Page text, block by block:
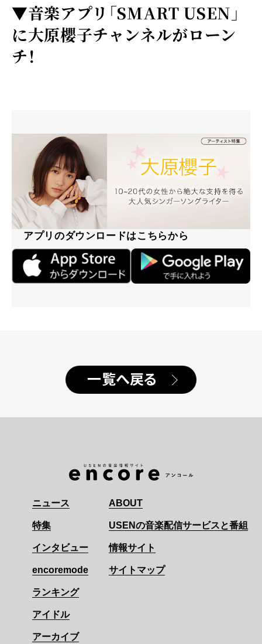
▼音楽アプリ「SMART USEN」
に大原櫻子チャンネルがローン
チ！
アプリのダウンロードはこちらから
一覧へ戻る
ニュース
特集
インタビュー
encoremode
ランキング
アイドル
アーカイブ
ABOUT
USENの音楽配信サービスと番組
情報サイト
サイトマップ